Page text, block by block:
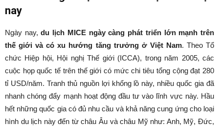
nay
Ngày nay, du lịch MICE ngày càng phát triển lớn mạnh trên
thế giới và có xu hướng tăng trưởng ở Việt Nam. Theo Tổ
chức Hiệp hội, Hội nghị Thế giới (ICCA), trong năm 2005, các
cuộc họp quốc tế trên thế giới có mức chi tiêu tổng cộng đạt 280
tỉ USD/năm. Tranh thủ nguồn lợi khổng lồ này, nhiều quốc gia đã
nhanh chóng đẩy mạnh hoạt động đầu tư vào lĩnh vực này. Hầu
hết những quốc gia có đủ nhu cầu và khả năng cung ứng cho loại
hình du lịch này đến từ châu Âu và châu Mỹ như: Anh, Mỹ, Đức,